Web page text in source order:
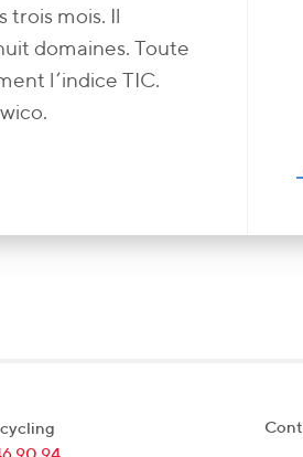
mois. Il
domaines. Toute
l’indice TIC.